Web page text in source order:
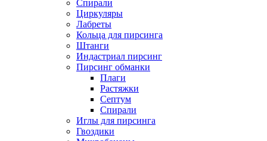
Спирали
Циркуляры
Лабреты
Кольца для пирсинга
Штанги
Индастриал пирсинг
Пирсинг обманки
Плаги
Растяжки
Септум
Спирали
Иглы для пирсинга
Гвоздики